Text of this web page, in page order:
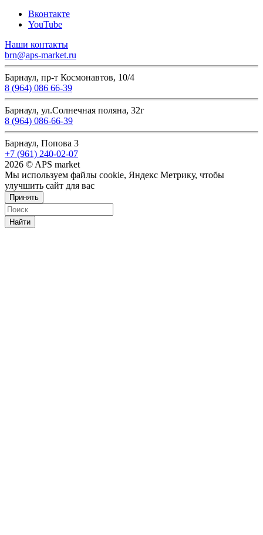
Вконтакте
YouTube
Наши контакты
brn@aps-market.ru
Барнаул, пр-т Космонавтов, 10/4
8 (964) 086 66-39
Барнаул, ул.Солнечная поляна, 32г
8 (964) 086-66-39
Барнаул, Попова 3
+7 (961) 240-02-07
2026 © APS market
Мы используем файлы cookie, Яндекс Метрику, чтобы
улучшить сайт для вас
Принять
Найти